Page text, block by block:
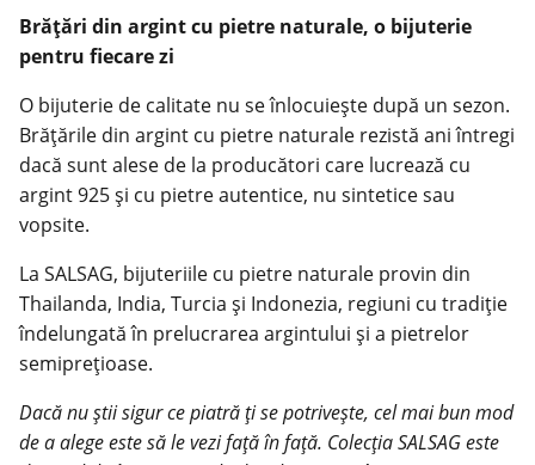
Brățări din argint cu pietre naturale, o bijuterie
pentru fiecare zi
O bijuterie de calitate nu se înlocuiește după un sezon.
Brățările din argint cu pietre naturale rezistă ani întregi
dacă sunt alese de la producători care lucrează cu
argint 925 și cu pietre autentice, nu sintetice sau
vopsite.
La SALSAG, bijuteriile cu pietre naturale provin din
Thailanda, India, Turcia și Indonezia, regiuni cu tradiție
îndelungată în prelucrarea argintului și a pietrelor
semiprețioase.
Dacă nu știi sigur ce piatră ți se potrivește, cel mai bun mod
de a alege este să le vezi față în față. Colecția SALSAG este